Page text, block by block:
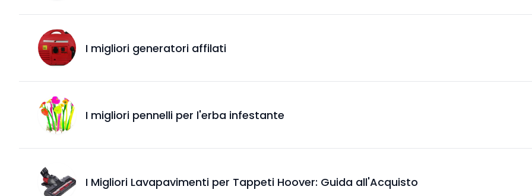
I migliori generatori affilati
I migliori pennelli per l'erba infestante
I Migliori Lavapavimenti per Tappeti Hoover: Guida all'Acquisto